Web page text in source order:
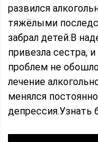
развился
тяжёлыми
забрал детей.В
привезла сестра,
проблем не
лечение
менялся
депрессия.Узнать